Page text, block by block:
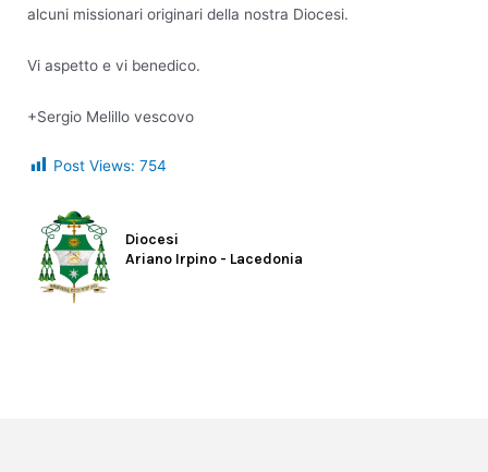
alcuni missionari originari della nostra Diocesi.
Vi aspetto e vi benedico.
+Sergio Melillo vescovo
Post Views: 754
Diocesi
Ariano Irpino - Lacedonia